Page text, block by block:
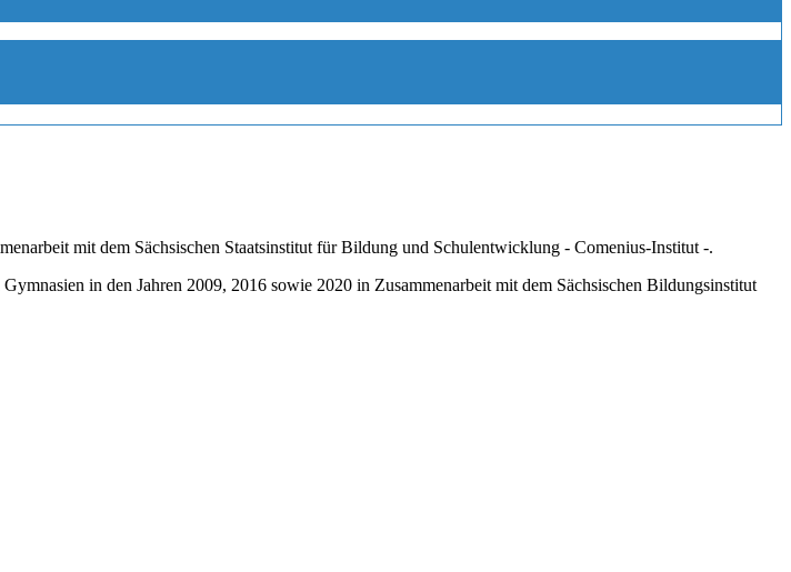
mit dem Sächsischen Staatsinstitut für Bildung und Schulentwicklung - Comenius-Institut -.
in den Jahren 2009, 2016 sowie 2020 in Zusammenarbeit mit dem Sächsischen Bildungsinstitut